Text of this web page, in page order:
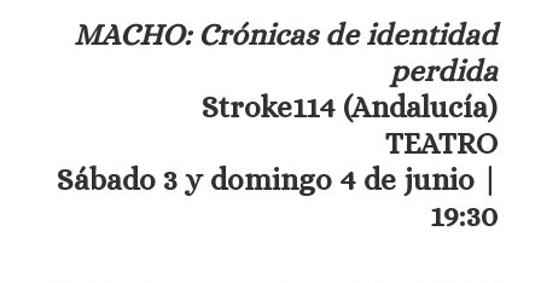
MACHO: Crónicas de identidad
perdida
Stroke114 (Andalucía)
TEATRO
Sábado 3 y domingo 4 de junio |
19:30